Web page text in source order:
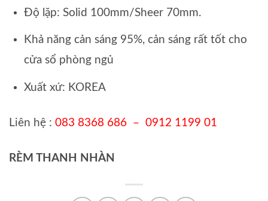
Độ lặp: Solid 100mm/Sheer 70mm.
Khả năng cản sáng 95%, cản sáng rất tốt cho
cửa sổ phòng ngủ
Xuất xứ: KOREA
Liên hệ : 083 8368 686 – 0912 1199 01
RÈM THANH NHÀN